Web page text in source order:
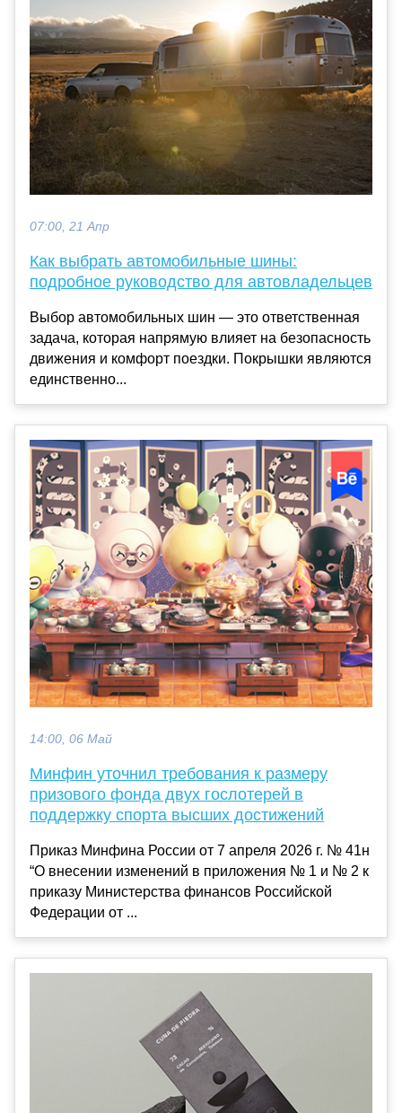
07:00, 21 Апр
Как выбрать автомобильные шины:
подробное руководство для автовладельцев
Выбор автомобильных шин — это ответственная
задача, которая напрямую влияет на безопасность
движения и комфорт поездки. Покрышки являются
единственно...
14:00, 06 Май
Минфин уточнил требования к размеру
призового фонда двух гослотерей в
поддержку спорта высших достижений
Приказ Минфина России от 7 апреля 2026 г. № 41н
“О внесении изменений в приложения № 1 и № 2 к
приказу Министерства финансов Российской
Федерации от ...